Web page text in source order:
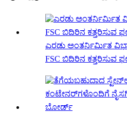
ಎರಡು ಅಂತರ್ನಿರ್ಮಿತ
FSC ಬಿದಿರಿನ ಕತ್ತರಿಸುವ